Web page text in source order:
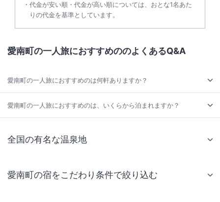
代金が安い順・代金が高い順については、おとな1名あた
りの代金を基準としています。
愛南町の一人旅におすすめののよくあるQ&A
愛南町の一人旅におすすめのは何軒ありますか？
愛南町の一人旅におすすめのは、いくらから泊まれますか？
全国の有名な温泉地
愛南町の宿をこだわり条件で絞り込む